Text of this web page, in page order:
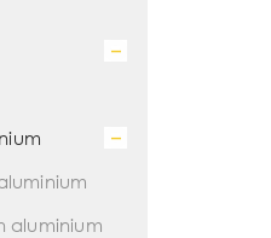
aluminium